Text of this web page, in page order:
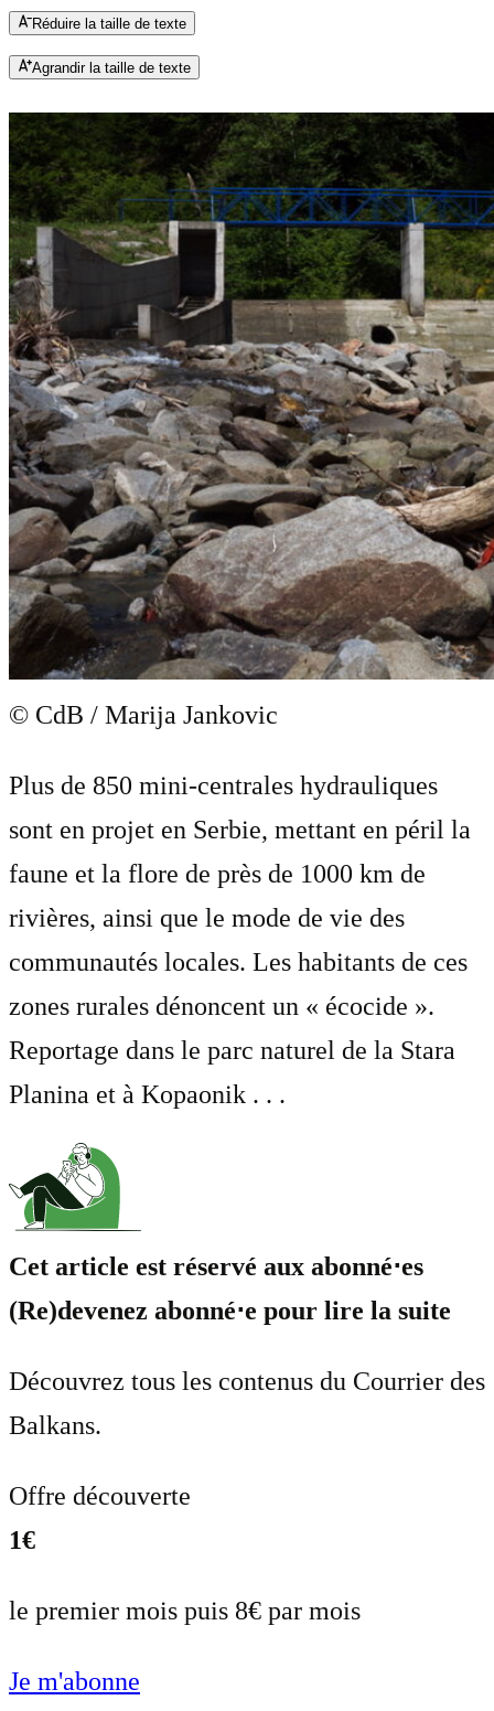
Réduire la taille de texte
Agrandir la taille de texte
© CdB / Marija Jankovic
Plus de 850 mini-centrales hydrauliques
sont en projet en Serbie, mettant en péril la
faune et la flore de près de 1000 km de
rivières, ainsi que le mode de vie des
communautés locales. Les habitants de ces
zones rurales dénoncent un « écocide ».
Reportage dans le parc naturel de la Stara
Planina et à Kopaonik . . .
Cet article est réservé aux abonné⋅es
(Re)devenez abonné⋅e pour lire la suite
Découvrez tous les contenus du Courrier des
Balkans.
Offre découverte
1€
le premier mois puis 8€ par mois
Je m'abonne